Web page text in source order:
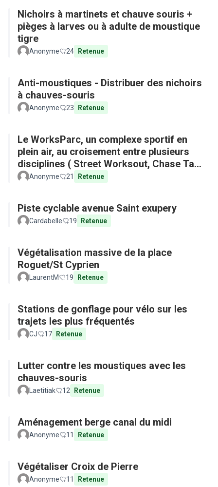
Nichoirs à martinets et chauve souris +
pièges à larves ou à adulte de moustique
tigre
Anonyme 24 Retenue
Anti-moustiques - Distribuer des nichoirs
à chauves-souris
Anonyme 23 Retenue
Le WorksParc, un complexe sportif en
plein air, au croisement entre plusieurs
disciplines ( Street Worksout, Chase Tag,
Parkour)
Anonyme 21 Retenue
Piste cyclable avenue Saint exupery
Cardabelle 19 Retenue
Végétalisation massive de la place
Roguet/St Cyprien
LaurentM 19 Retenue
Stations de gonflage pour vélo sur les
trajets les plus fréquentés
CJ 17 Retenue
Lutter contre les moustiques avec les
chauves-souris
Laetitiak 12 Retenue
Aménagement berge canal du midi
Anonyme 11 Retenue
Végétaliser Croix de Pierre
Anonyme 11 Retenue